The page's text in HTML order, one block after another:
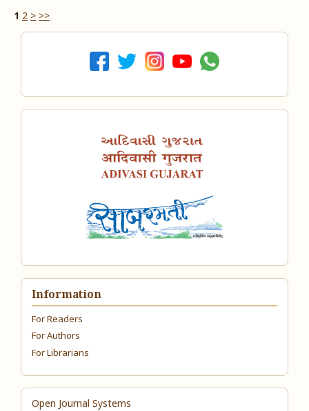
1 2 > >>
Information
For Readers
For Authors
For Librarians
Open Journal Systems